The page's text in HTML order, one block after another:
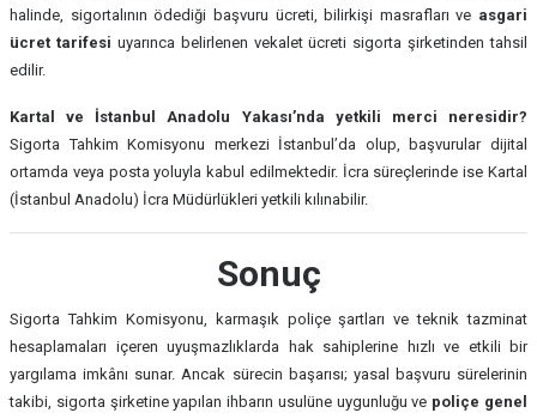
halinde, sigortalının ödediği başvuru ücreti, bilirkişi masrafları ve asgari
ücret tarifesi uyarınca belirlenen vekalet ücreti sigorta şirketinden tahsil
edilir.
Kartal ve İstanbul Anadolu Yakası’nda yetkili merci neresidir?
Sigorta Tahkim Komisyonu merkezi İstanbul’da olup, başvurular dijital
ortamda veya posta yoluyla kabul edilmektedir. İcra süreçlerinde ise Kartal
(İstanbul Anadolu) İcra Müdürlükleri yetkili kılınabilir.
Sonuç
Sigorta Tahkim Komisyonu, karmaşık poliçe şartları ve teknik tazminat
hesaplamaları içeren uyuşmazlıklarda hak sahiplerine hızlı ve etkili bir
yargılama imkânı sunar. Ancak sürecin başarısı; yasal başvuru sürelerinin
takibi, sigorta şirketine yapılan ihbarın usulüne uygunluğu ve poliçe genel